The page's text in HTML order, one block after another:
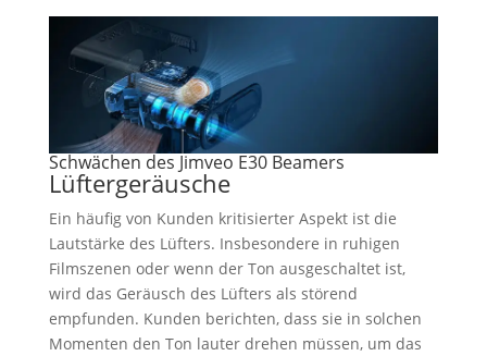
Schwächen des Jimveo E30 Beamers
Lüftergeräusche
Ein häufig von Kunden kritisierter Aspekt ist die
Lautstärke des Lüfters. Insbesondere in ruhigen
Filmszenen oder wenn der Ton ausgeschaltet ist,
wird das Geräusch des Lüfters als störend
empfunden. Kunden berichten, dass sie in solchen
Momenten den Ton lauter drehen müssen, um das